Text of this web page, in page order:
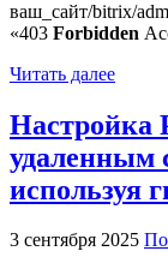
ваш_сайт/bitrix/
«403 Forbidden
Читать далее
Настройка
удаленным
используя
3 сентября 2025